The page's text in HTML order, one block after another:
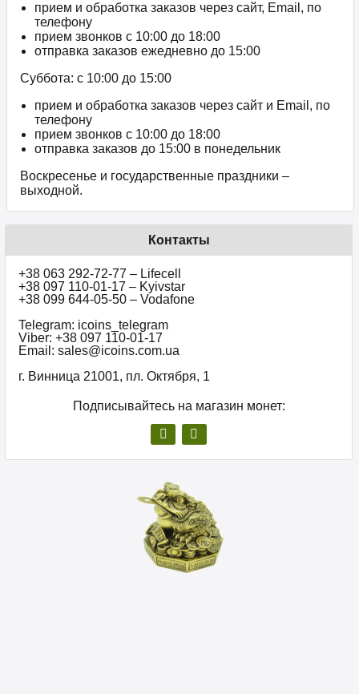
прием и обработка заказов через сайт, Email, по
телефону
прием звонков c 10:00 до 18:00
отправка заказов ежедневно до 15:00
Суббота: с 10:00 до 15:00
прием и обработка заказов через сайт и Email, по
телефону
прием звонков c 10:00 до 18:00
отправка заказов до 15:00 в понедельник
Воскресенье и государственные праздники –
выходной.
Контакты
+38 063 292-72-77 – Lifecell
+38 097 110-01-17 – Kyivstar
+38 099 644-05-50 – Vodafone
Telegram: icoins_telegram
Viber: +38 097 110-01-17
Email: sales@icoins.com.ua
г. Винница 21001, пл. Октября, 1
Подписывайтесь на магазин монет: